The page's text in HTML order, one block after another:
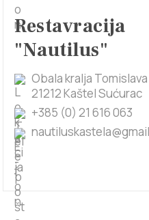
Restavracija
"Nautilus"
Obala kralja Tomislava
21212 Kaštel Sućurac
+385 (0) 21 616 063